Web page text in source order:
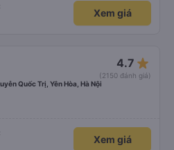
Xem giá
4.7 star_rate
(2150 đánh giá)
Quốc Trị, Yên Hòa, Hà Nội
Xem giá